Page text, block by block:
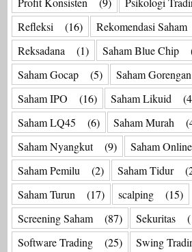
Refleksi
(16) Rekomendasi Saham
Reksadana
(1) Saham Blue Chip
Saham Gocap
(5) Saham Gorengan
Saham IPO
(16) Saham Likuid
Saham LQ45
(6) Saham Murah
Saham Nyangkut
(9) Saham Online
Saham Pemilu
(2) Saham Tidur
Saham Turun
(17) scalping
(15)
Screening Saham
(87) Sekuritas
Software Trading
(25) Swing